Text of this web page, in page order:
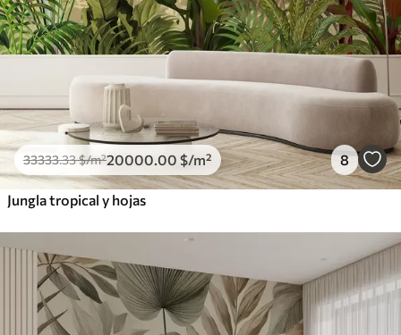
33333.33$/m²20000 .00 $/m² 8
Jungla tropical y hojas